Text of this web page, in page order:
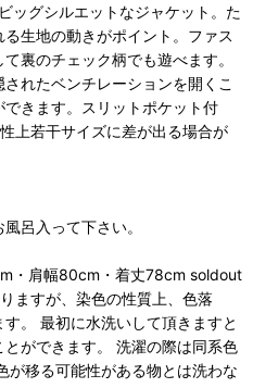
ッグシルエットなジャケット。た
生地の動きがポイント。ファス
裏のチェック柄でも遊べます。
れたベンチレーションを開くこ
きます。スリットポケット付
上若干サイズに差が出る場合が
呂入って下さい。
・肩幅80cm・着丈78cm soldout
ますが、染色の性質上、色落
。 最初に水洗いして頂きますと
ができます。 洗濯の際は同系色
が移る可能性がある物とは洗わな